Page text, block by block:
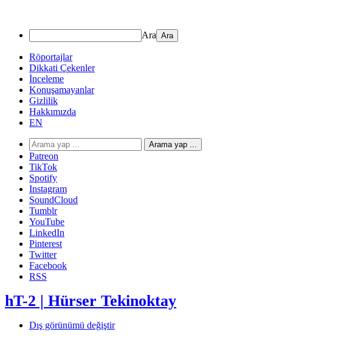
Ara
Röportajlar
Dikkati Çekenler
İnceleme
Konuşamayanlar
Gizlilik
Hakkımızda
EN
Arama yap ...
Patreon
TikTok
Spotify
Instagram
SoundCloud
Tumblr
YouTube
LinkedIn
Pinterest
Twitter
Facebook
RSS
hT-2 | Hürser Tekinoktay
Dış görünümü değiştir